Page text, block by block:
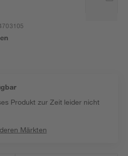
Produkt zur Zeit leider nicht
Märkten